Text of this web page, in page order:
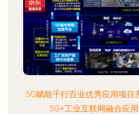
5G赋能千行百业优秀应用项
5G+工业互联网融合应